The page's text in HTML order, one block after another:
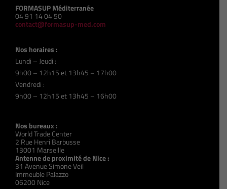
FORMASUP Méditerranée
04 91 14 04 50
contact@formasup-med.com
Nos horaires :
Lundi – Jeudi :
9h00 – 12h15 et 13h45 – 17h00
Vendredi :
9h00 – 12h15 et 13h45 – 16h00
Nos bureaux :
World Trade Center
2 Rue Henri Barbusse
13001 Marseille
Antenne de proximité de Nice :
31 Avenue Simone Veil
Immeuble Palazzo
06200 Nice